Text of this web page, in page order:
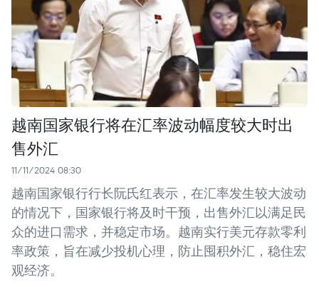
越南国家银行将在汇率波动幅度较大时出
售外汇
11/11/2024 08:30
越南国家银行行长阮氏红表示，在汇率发生较大波动
的情况下，国家银行将及时干预，出售外汇以满足民
众的进口需求，并稳定市场。越南实行美元存款零利
率政策，旨在减少投机心理，防止囤积外汇，稳住宏
观经济。